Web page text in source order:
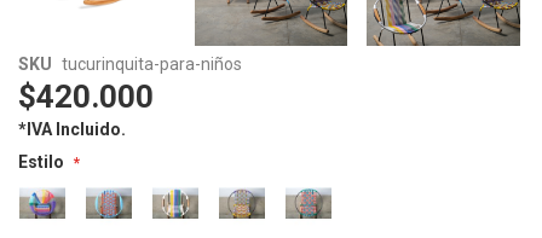
SKU tucurinquita-para-niños
$420.000
*IVA Incluido.
Estilo
Skip
to
the
end
of
images
Skip
to
the
beginning
of
images